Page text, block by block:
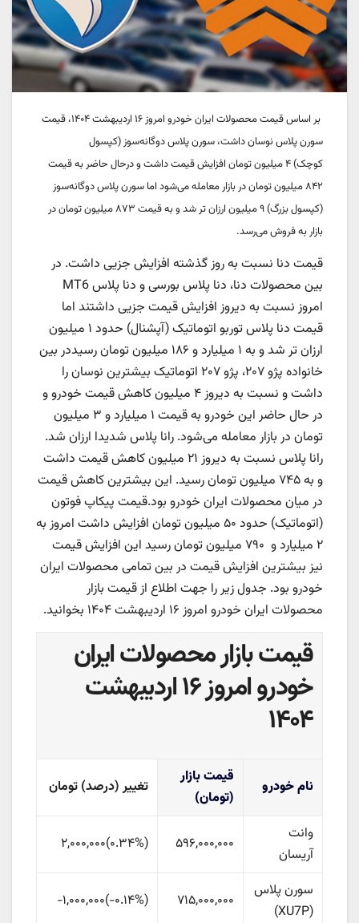
بر اساس قیمت محصولات ایران خودرو امروز
۱۴۰۴، قیمت
سورن پلاس نوسان داشت، سورن پلاس دوگانه‌سوز (کپسول
کوچک)۴میلیون تومان افزایش قیمت داشت و درحال حاضر به قیمت
۸۴۲ میلیون تومان در بازار معامله می‌شود اما سورن پلاس دوگانه‌سوز
(کپسول بزرگ) ۹ میلیون ارزان تر شد و به قیمت ۸۷۳ میلیون تومان در
بازار به فروش می‌رسد.
قیمت دنا نسبت به روز گذشته افزایش جزیی داشت. در
بین محصولات دنا، دنا پلاس بورسی و دنا پلاس MT6
امروز نسبت به دیروز افزایش قیمت جزیی داشتند اما
قیمت دنا پلاس توربو اتوماتیک (آپشنال) حدود ۱ میلیون
ارزان تر شد و به ۱ میلیارد و ۱۸۶ میلیون تومان رسید
در بین
خانواده پژو ۲۰۷، پژو ۲۰۷ اتوماتیک بیشترین نوسان را
داشت و نسبت به دیروز۴ میلیون کاهش قیمت خودروو
در حال حاضر این خودرو به قیمت ۱ میلیارد و ۳ میلیون
تومان در بازار معامله می‌شود. رانا پلاس شدیدا ارزان شد.
رانا پلاس نسبت به دیروز
۲۱ میلیون کاهش قیمت داشت
و به ۷۴۵ میلیون تومان رسید. این بیشترین کاهش قیمت
در میان محصولات ایران خودرو بود.قیمت پیکاپ فوتون
(اتوماتیک) حدود ۵۰ میلیون تومان افزایش داشت امروز به
۲ میلیارد و ۷۹۰ میلیون تومان رسید این افزایش قیمت
نیز بیشترین افزایش قیمت در بین تمامی محصولات ایران
خودرو بود. جدول زیر را جهت اطلاع از قیمت بازار
محصولات ایران خودرو امروز ۱۶ اردیبهشت ۱۴۰۴ بخوانید.
قیمت بازار محصولات ایران
خودرو امروز ۱۶ اردیبهشت
۱۴۰۴
نام خودرو
قیمت بازار
(تومان)
تغییر (درصد) تومان
وانت
آریسان
۵۹۶,۰۰۰,۰۰۰ (‎۰.۳۴%‏)۲,۰۰۰,۰۰۰
سورن پلاس
(XU7P)
۷۱۵,۰۰۰,۰۰۰ (‎-۰.۱۴%‏)-۱,۰۰۰,۰۰۰